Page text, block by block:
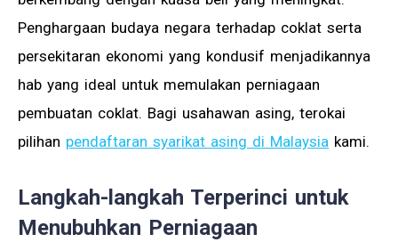
Penghargaan budaya negara terhadap coklat serta
persekitaran ekonomi yang kondusif menjadikannya
hab yang ideal untuk memulakan perniagaan
pembuatan coklat. Bagi usahawan asing, terokai
pilihan pendaftaran syarikat asing di Malaysia kami.
Langkah-langkah Terperinci untuk
Menubuhkan Perniagaan